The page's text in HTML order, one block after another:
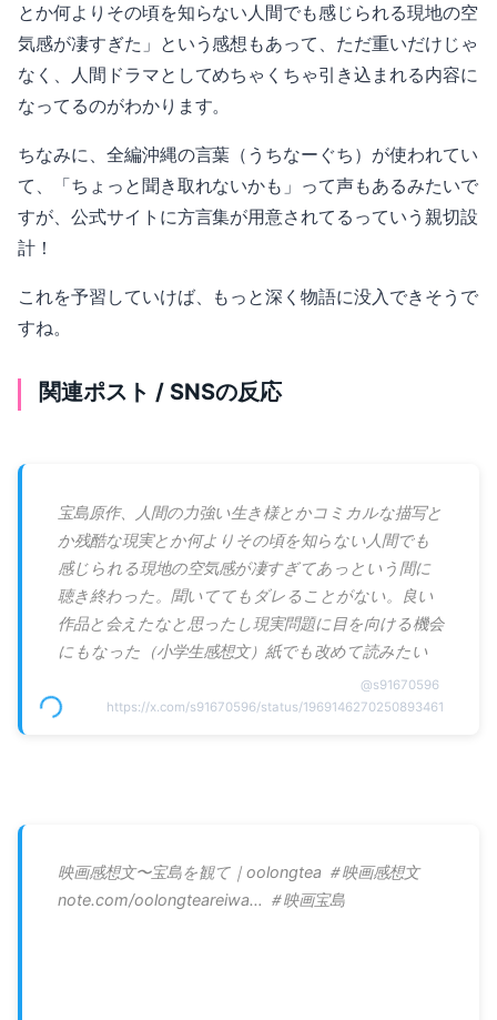
とか何よりその頃を知らない人間でも感じられる現地の空
気感が凄すぎた」という感想もあって、ただ重いだけじゃ
なく、人間ドラマとしてめちゃくちゃ引き込まれる内容に
なってるのがわかります。
ちなみに、全編沖縄の言葉（うちなーぐち）が使われてい
て、「ちょっと聞き取れないかも」って声もあるみたいで
すが、公式サイトに方言集が用意されてるっていう親切設
計！
これを予習していけば、もっと深く物語に没入できそうで
すね。
関連ポスト / SNSの反応
宝島原作、人間の力強い生き様とかコミカルな描写と
か残酷な現実とか何よりその頃を知らない人間でも
感じられる現地の空気感が凄すぎてあっという間に
聴き終わった。聞いててもダレることがない。良い
作品と会えたなと思ったし現実問題に目を向ける機会
にもなった（小学生感想文）紙でも改めて読みたい
@s91670596
https://x.com/s91670596/status/1969146270250893461
映画感想文〜宝島を観て｜oolongtea ＃映画感想文
note.com/oolongteareiwa… ＃映画宝島